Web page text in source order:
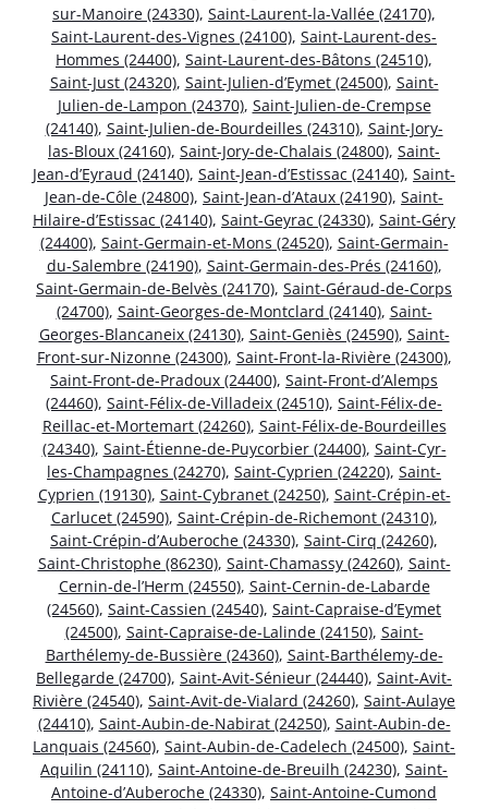
sur-Manoire (24330), Saint-Laurent-la-Vallée (24170),
Saint-Laurent-des-Vignes (24100), Saint-Laurent-des-
Hommes (24400), Saint-Laurent-des-Bâtons (24510),
Saint-Just (24320), Saint-Julien-d’Eymet (24500), Saint-
Julien-de-Lampon (24370), Saint-Julien-de-Crempse
(24140), Saint-Julien-de-Bourdeilles (24310), Saint-Jory-
las-Bloux (24160), Saint-Jory-de-Chalais (24800), Saint-
Jean-d’Eyraud (24140), Saint-Jean-d’Estissac (24140), Saint-
Jean-de-Côle (24800), Saint-Jean-d’Ataux (24190), Saint-
Hilaire-d’Estissac (24140), Saint-Geyrac (24330), Saint-Géry
(24400), Saint-Germain-et-Mons (24520), Saint-Germain-
du-Salembre (24190), Saint-Germain-des-Prés (24160),
Saint-Germain-de-Belvès (24170), Saint-Géraud-de-Corps
(24700), Saint-Georges-de-Montclard (24140), Saint-
Georges-Blancaneix (24130), Saint-Geniès (24590), Saint-
Front-sur-Nizonne (24300), Saint-Front-la-Rivière (24300),
Saint-Front-de-Pradoux (24400), Saint-Front-d’Alemps
(24460), Saint-Félix-de-Villadeix (24510), Saint-Félix-de-
Reillac-et-Mortemart (24260), Saint-Félix-de-Bourdeilles
(24340), Saint-Étienne-de-Puycorbier (24400), Saint-Cyr-
les-Champagnes (24270), Saint-Cyprien (24220), Saint-
Cyprien (19130), Saint-Cybranet (24250), Saint-Crépin-et-
Carlucet (24590), Saint-Crépin-de-Richemont (24310),
Saint-Crépin-d’Auberoche (24330), Saint-Cirq (24260),
Saint-Christophe (86230), Saint-Chamassy (24260), Saint-
Cernin-de-l’Herm (24550), Saint-Cernin-de-Labarde
(24560), Saint-Cassien (24540), Saint-Capraise-d’Eymet
(24500), Saint-Capraise-de-Lalinde (24150), Saint-
Barthélemy-de-Bussière (24360), Saint-Barthélemy-de-
Bellegarde (24700), Saint-Avit-Sénieur (24440), Saint-Avit-
Rivière (24540), Saint-Avit-de-Vialard (24260), Saint-Aulaye
(24410), Saint-Aubin-de-Nabirat (24250), Saint-Aubin-de-
Lanquais (24560), Saint-Aubin-de-Cadelech (24500), Saint-
Aquilin (24110), Saint-Antoine-de-Breuilh (24230), Saint-
Antoine-d’Auberoche (24330), Saint-Antoine-Cumond